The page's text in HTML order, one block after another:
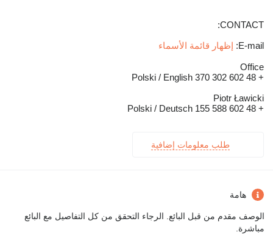
CONTACT:
E-mail: إظهار قائمة الأسماء
Office
+ 48 602 302 370 Polski / English
Piotr Ławicki
+ 48 602 588 155 Polski / Deutsch
طلب معلومات إضافية
هامة
الوصف مقدم من قبل البائع. الرجاء التحقق من كل التفاصيل مع البائع
مباشرة.